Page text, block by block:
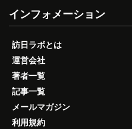
インフォメーション
訪日ラボとは
運営会社
著者一覧
記事一覧
メールマガジン
利用規約